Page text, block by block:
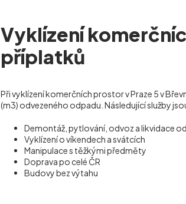
Vyklízení
příplatků
Při vyklízení komerčních prostor v Praze 5 v
(m3) odvezeného odpadu. Následující služby
Demontáž, pytlování, odvoz a likvidace
Vyklízení o víkendech a svátcích
Manipulace s těžkými předměty
Doprava po celé ČR
Budovy bez výtahu